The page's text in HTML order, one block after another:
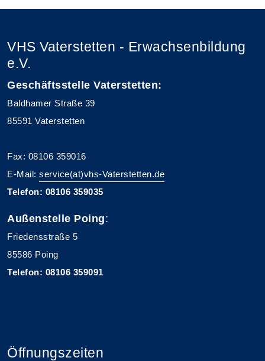
VHS Vaterstetten - Erwachsenbildung
e.V.
Geschäftsstelle Vaterstetten:
Baldhamer Straße 39
85591 Vaterstetten
Fax: 08106 359016
E-Mail: service(at)vhs-Vaterstetten.de
Telefon: 08106 359035
Außenstelle Poing:
Friedensstraße 5
85586 Poing
Telefon: 08106 359091
Öffnungszeiten